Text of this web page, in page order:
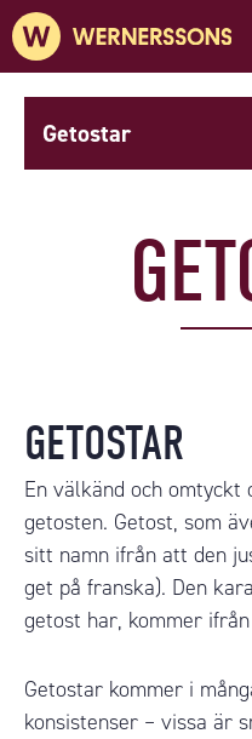
Getostar
GETOSTAR
En välkänd och
getosten. Getost, som
sitt namn ifrån att den
get på franska). Den
getost har, kommer
Getostar kommer i
konsistenser – vissa är